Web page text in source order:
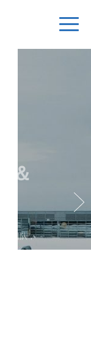
供机票、
订服务，